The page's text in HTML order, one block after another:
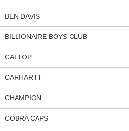
BEN DAVIS
BILLIONAIRE BOYS CLUB
CALTOP
CARHARTT
CHAMPION
COBRA CAPS